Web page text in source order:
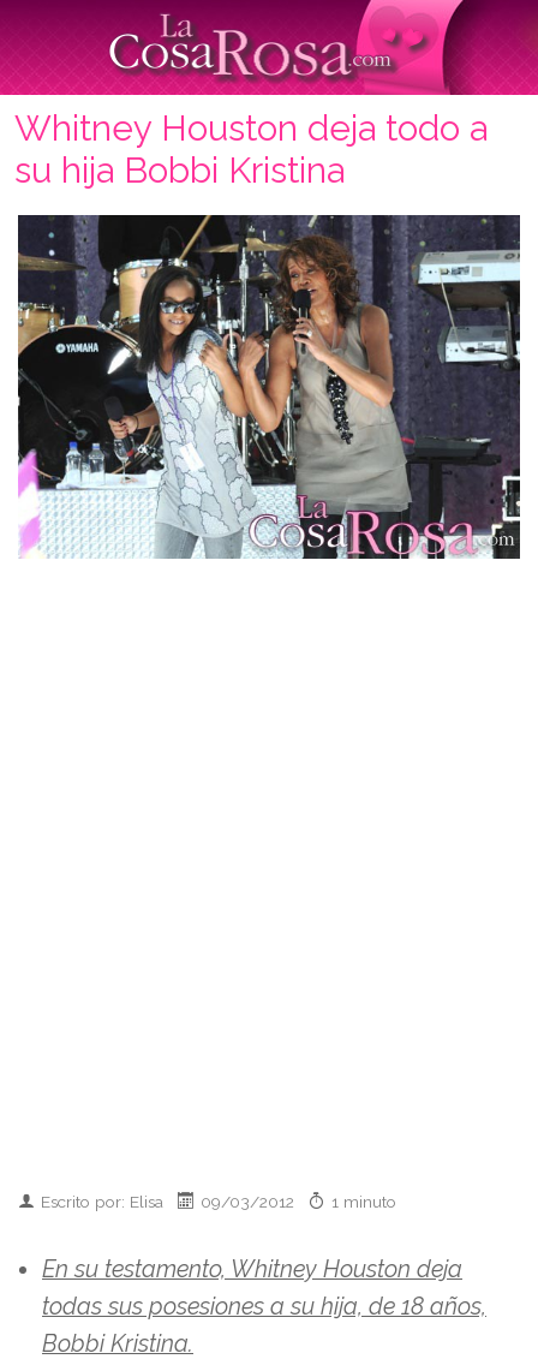
Whitney Houston deja todo a
su hija Bobbi Kristina
Escrito por: Elisa 09/03/2012 1 minuto
En su testamento, Whitney Houston deja
todas sus posesiones a su hija, de 18 años,
Bobbi Kristina.